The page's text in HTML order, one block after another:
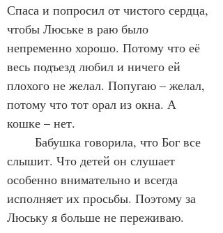
Спаса и попросил от чистого сердца,
чтобы Люське в раю было
непременно хорошо. Потому что её
весь подъезд любил и ничего ей
плохого не желал. Попугаю – желал,
потому что тот орал из окна. А
кошке – нет.
слышит. Что детей он слушает
особенно внимательно и всегда
исполняет их просьбы. Поэтому за
Люську я больше не переживаю.